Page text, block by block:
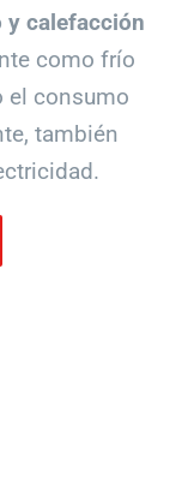
y calefacción
como frío
el consumo
también